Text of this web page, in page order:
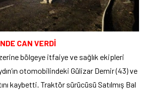
CAN VERDİ
bölgeye itfaiye ve sağlık ekipleri
otomobilindeki Gülizar Demir (43) ve
kaybetti. Traktör sürücüsü Satılmış Bal